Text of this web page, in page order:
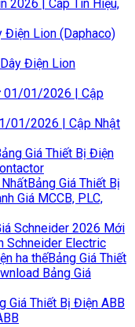
2026 | Cáp Tín Hiệu,
Điện Lion
01/2026 | Cập Nhật
Giá Thiết Bị Điện
Bảng Giá Thiết Bị
Giá MCCB, PLC,
Schneider 2026 Mới
Schneider Electric
Bảng Giá Thiết
Bảng Giá
Giá Thiết Bị Điện ABB